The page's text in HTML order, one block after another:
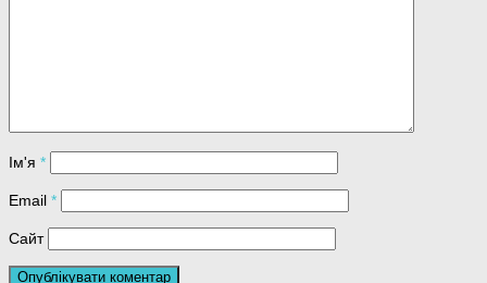
Ім'я *
Email *
Сайт